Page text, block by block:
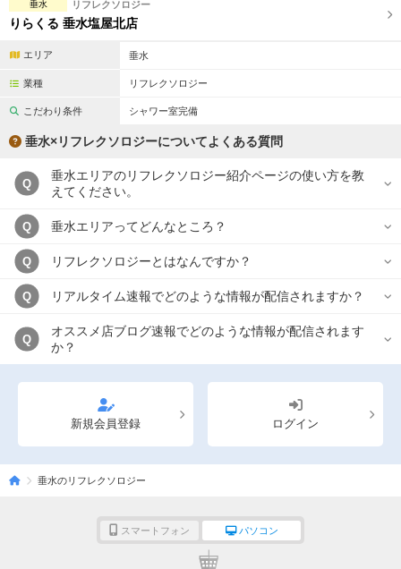
垂水 リフレクソロジー
りらくる 垂水塩屋北店
エリア 垂水
業種 リフレクソロジー
こだわり条件 シャワー室完備
垂水×リフレクソロジーについてよくある質問
Q
垂水エリアのリフレクソロジー紹介ページの使い方を教
えてください。
Q 垂水エリアってどんなところ？
Q リフレクソロジーとはなんですか？
Q リアルタイム速報でどのような情報が配信されますか？
Q
オススメ店ブログ速報でどのような情報が配信されます
か？
新規会員登録 ログイン
垂水のリフレクソロジー
スマートフォン パソコン